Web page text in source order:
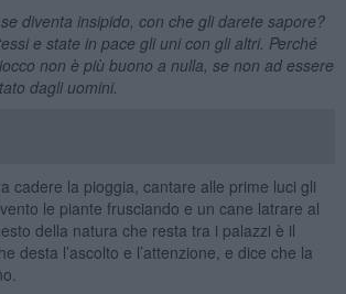
diventa insipido, con che gli darete sapore?
e state in pace gli uni con gli altri. Perché
non è più buono a nulla, se non ad essere
dagli uomini.
cadere la pioggia, cantare alle prime luci gli
le piante frusciando e un cane latrare al
della natura che resta tra i palazzi è il
desta l’ascolto e l’attenzione, e dice che la